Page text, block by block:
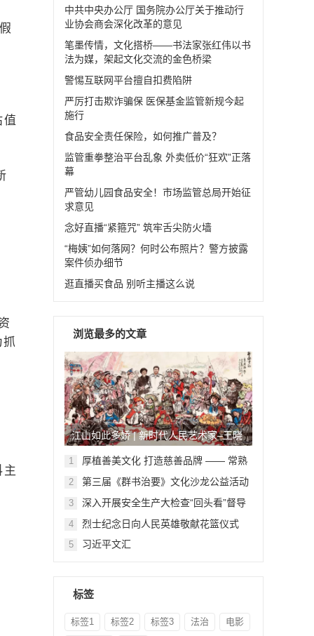
值
主
中共中央办公厅 国务院办公厅关于推动行
业协会商会深化改革的意见
笔墨传情，文化搭桥——书法家张红伟以书
法为媒，架起文化交流的金色桥梁
警惕互联网平台擅自扣费陷阱
严厉打击欺诈骗保 医保基金监管新规今起
施行
食品安全责任保险，如何推广普及？
监管重拳整治平台乱象 外卖低价“狂欢”正落
幕
严管幼儿园食品安全！市场监管总局开始征
求意见
念好直播“紧箍咒” 筑牢舌尖防火墙
“梅姨”如何落网？何时公布照片？警方披露
案件侦办细节
逛直播买食品 别听主播这么说
浏览最多的文章
江山如此多娇 | 新时代人民艺术家–王晓
鹏
1
厚植善美文化 打造慈善品牌 —— 常熟
举行六个慈善文化教育基地授牌仪式
2
第三届《群书治要》文化沙龙公益活动
在北京顺利举行
3
深入开展安全生产大检查“回头看”督导
检查
4 烈士纪念日向人民英雄敬献花篮仪式
5 习近平文汇
标签
标签1 标签2 标签3 法治 电影